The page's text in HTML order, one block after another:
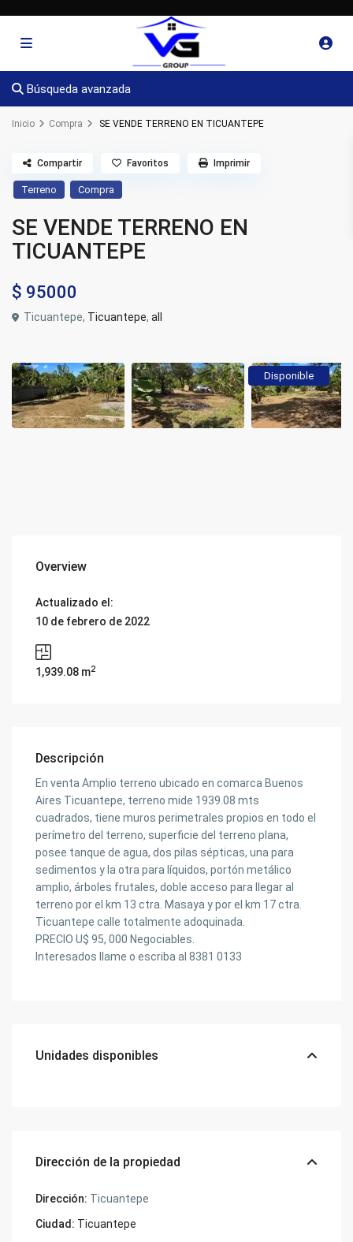
Búsqueda avanzada
Inicio Compra SE VENDE TERRENO EN TICUANTEPE
Terreno Compra
SE VENDE TERRENO EN
TICUANTEPE
$ 95000
Ticuantepe, Ticuantepe,all
Compartir Favoritos Imprimir
Disponible
Overview
Actualizado el:
10 de febrero de 2022
1,939.08 m2
Descripción
En venta Amplio terreno ubicado en comarca Buenos
Aires Ticuantepe, terreno mide 1939.08 mts
cuadrados, tiene muros perimetrales propios en todo el
perímetro del terreno, superficie del terreno plana,
posee tanque de agua, dos pilas sépticas, una para
sedimentos y la otra para líquidos, portón metálico
amplio, árboles frutales, doble acceso para llegar al
terreno por el km 13 ctra. Masaya y por el km 17 ctra.
Ticuantepe calle totalmente adoquinada.
PRECIO U$ 95, 000 Negociables.
Interesados llame o escriba al 8381 0133
Unidades disponibles
Dirección de la propiedad
Dirección: Ticuantepe
Ciudad: Ticuantepe